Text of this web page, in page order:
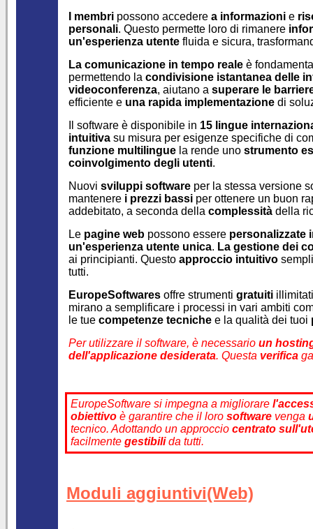
I membri possono accedere a informazioni e
personali. Questo permette loro di rimanere
un'esperienza utente fluida e sicura,
La comunicazione in tempo reale è
permettendo la condivisione istantanea delle
videoconferenza, aiutano a superare le
efficiente e una rapida implementazione di
Il software è disponibile in 15 lingue
intuitiva su misura per esigenze specifiche di
funzione multilingue la rende uno strumento
coinvolgimento degli utenti.
Nuovi sviluppi software per la stessa versione
mantenere i prezzi bassi per ottenere un buon
addebitato, a seconda della complessità della
Le pagine web possono essere personalizzate
un'esperienza utente unica. La gestione dei
ai principianti. Questo approccio intuitivo
tutti.
EuropeSoftwares offre strumenti gratuiti
mirano a semplificare i processi in vari ambiti
le tue competenze tecniche e la qualità dei tuoi
Per utilizzare il software, è necessario un
dell'applicazione desiderata. Questa verifica
EuropeSoftware si impegna a migliorare
obiettivo è garantire che il loro software venga
tecnico. Adottando un approccio centrato
facilmente gestibilida tutti.
Moduli aggiuntivi(Web)